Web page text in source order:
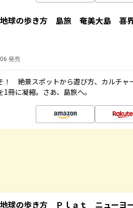
球の歩き方 島旅 奄美大島 喜
発売
！ 絶景スポットから遊び方、カルチャ
1冊に凝縮。さあ、島旅へ。
球の歩き方 Ｐｌａｔ ニューヨ